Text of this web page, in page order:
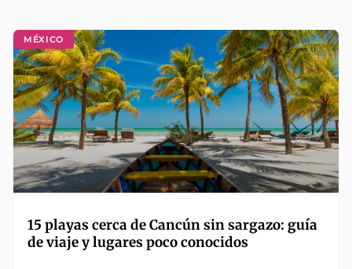
MÉXICO
15 playas cerca de Cancún sin sargazo: guía
de viaje y lugares poco conocidos